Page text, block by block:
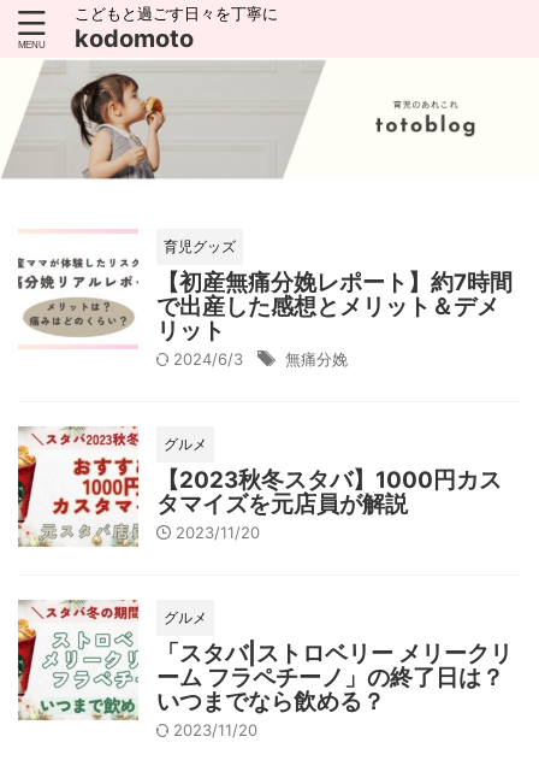
こどもと過ごす日々を丁寧に
kodomoto
育児グッズ
【初産無痛分娩レポート】約7時間
で出産した感想とメリット＆デメ
リット
2024/6/3 無痛分娩
グルメ
【2023秋冬スタバ】1000円カス
タマイズを元店員が解説
2023/11/20
グルメ
「スタバ|ストロベリー メリークリ
ーム フラペチーノ」の終了日は？
いつまでなら飲める？
2023/11/20